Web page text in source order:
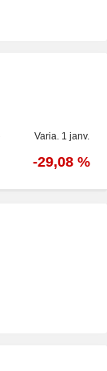
Varia. 1 janv.
-29,08 %